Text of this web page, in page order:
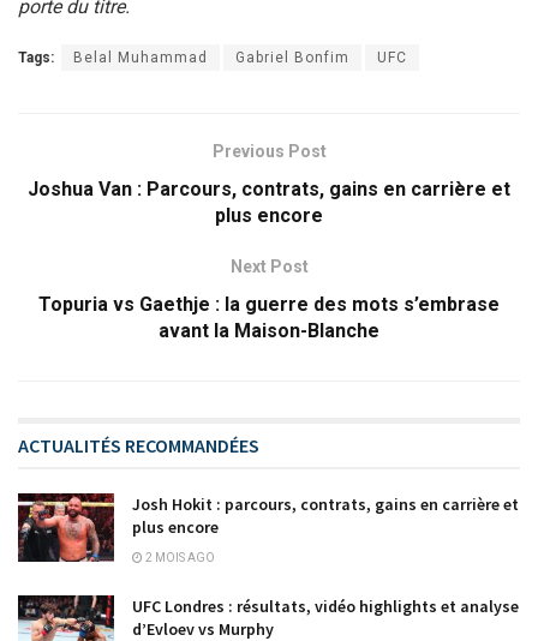
porte du titre.
Tags: Belal Muhammad Gabriel Bonfim UFC
Previous Post
Joshua Van : Parcours, contrats, gains en carrière et
plus encore
Next Post
Topuria vs Gaethje : la guerre des mots s’embrase
avant la Maison-Blanche
ACTUALITÉS RECOMMANDÉES
Josh Hokit : parcours, contrats, gains en carrière et
plus encore
2 MOIS AGO
UFC Londres : résultats, vidéo highlights et analyse
d’Evloev vs Murphy